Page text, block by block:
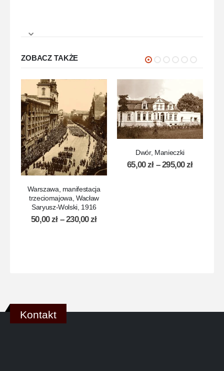
ZOBACZ TAKŻE
Warszawa, manifestacja
trzeciomajowa, Wacław
Saryusz­‍‑Wolski, 1916
50,00zł – 230,00zł
Dwór, Manieczki
65,00zł – 295,00zł
Kontakt